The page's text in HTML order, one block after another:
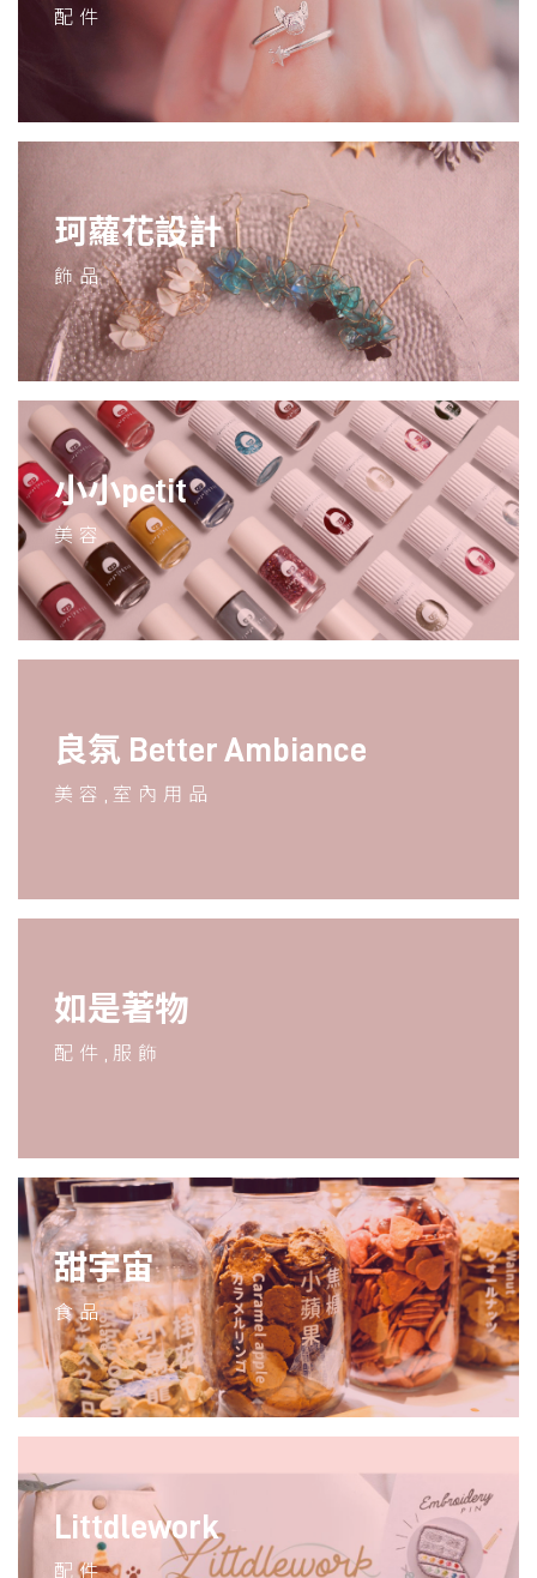
配件
珂蘿花設計
飾品
小小petit
美容
良氛 Better Ambiance
美容,室內用品
如是著物
配件,服飾
甜宇宙
食品
Littdlework
配件